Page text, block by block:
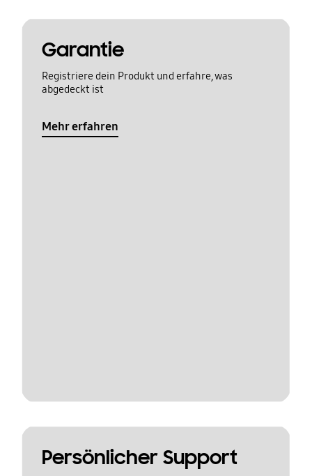
Garantie
Registriere dein Produkt und erfahre, was
abgedeckt ist
Mehr erfahren
Persönlicher Support